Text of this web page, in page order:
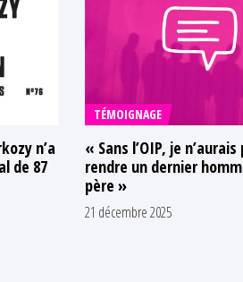
n’a
de 87
TÉMOIGNAGE
« Sans l’OIP, je
rendre un dernier
père »
21 décembre 2025